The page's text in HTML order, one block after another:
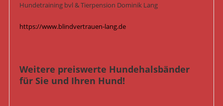
Hundetraining bvl & Tierpension Dominik Lang
https://www.blindvertrauen-lang.de
Weitere preiswerte Hundehalsbänder
für Sie und Ihren Hund!